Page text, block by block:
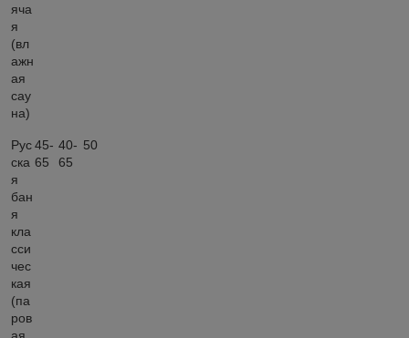
яча
я
(вл
ажн
ая
сау
на)
Рус
ска
я
бан
я
кла
сси
чес
кая
(па
ров
ая
45-
65
40-
65
50